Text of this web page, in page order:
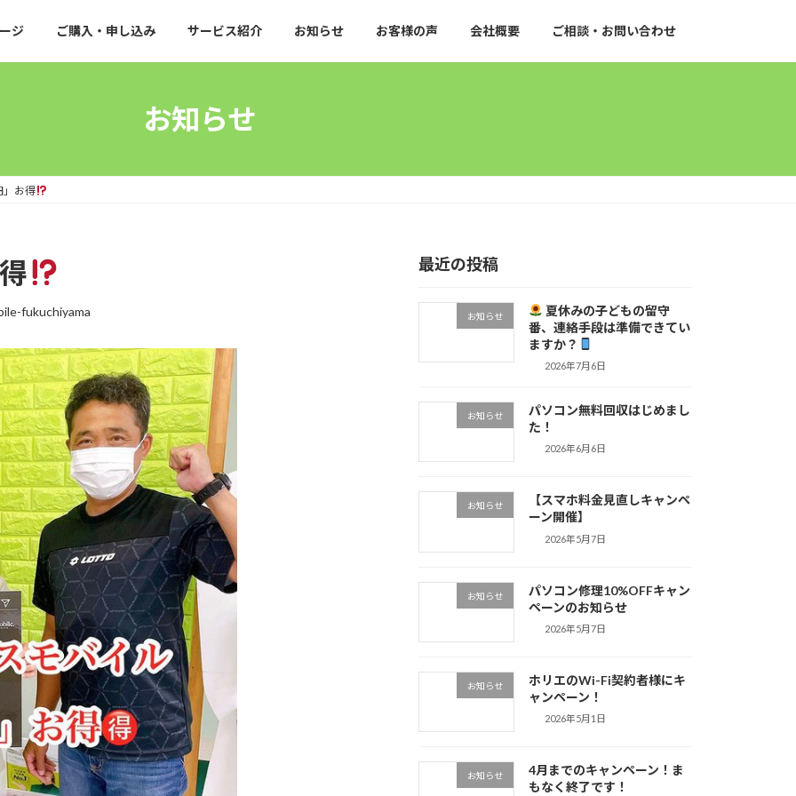
ジ ご購入・申し込み サービス紹介 お知らせ お客様の声 会社概要 ご相談・お問い合わせ
お知らせ
」お得
fukuchiyama
最近の投稿
お知らせ
夏休みの子どもの留守
番、連絡手段は準備できてい
ますか？
2026年7月6日
お知らせ
パソコン無料回収はじめまし
た！
2026年6月6日
お知らせ
【スマホ料金見直しキャンペ
ーン開催】
2026年5月7日
お知らせ
パソコン修理10%OFFキャン
ペーンのお知らせ
2026年5月7日
お知らせ
ホリエのWi-Fi契約者様にキ
ャンペーン！
2026年5月1日
お知らせ
4月までのキャンペーン！ま
もなく終了です！